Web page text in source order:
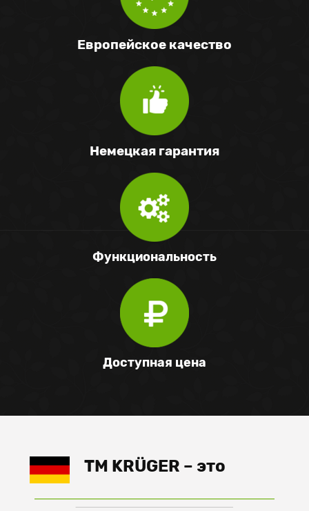
Европейское качество
Немецкая гарантия
Функциональность
Доступная цена
TM KRÜGER – это